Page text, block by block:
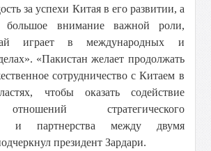
за успехи Китая в его развитии, а
большое внимание важной роли,
играет в международных и
«Пакистан желает продолжать
сотрудничество с Китаем в
чтобы оказать содействие
стратегического
и партнерства между двумя
президент Зардари.